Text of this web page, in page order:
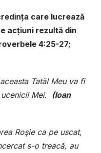
care lucrează
acțiuni rezultă din
4:25-27;
Tatăl Meu va fi
Mei. (Ioan
Roşie ca pe uscat,
s-o treacă, au